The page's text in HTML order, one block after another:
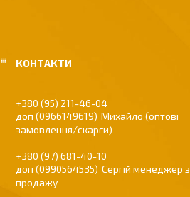
+380 (95) 211-46-04
0966149619
Михайло (оптові
замовлення/скарги)
+380 (97) 681-40-10
0990564535
Сергій менеджер з
продажу